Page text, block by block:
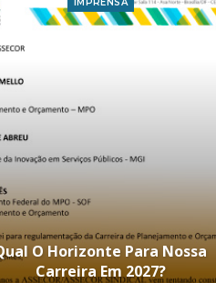
O Horizonte Para Nossa
Carreira Em 2027?